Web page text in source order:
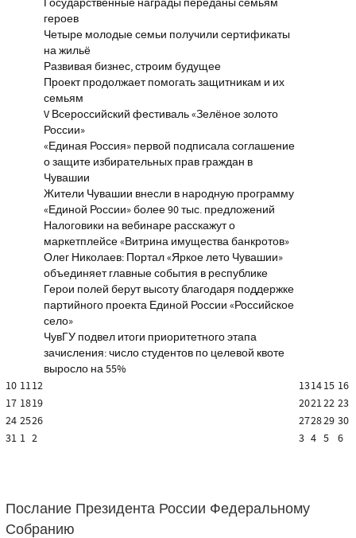
Государственные награды переданы семьям
героев
Четыре молодые семьи получили сертификаты
на жильё
Развивая бизнес, строим будущее
Проект продолжает помогать защитникам и их
семьям
V Всероссийский фестиваль «Зелёное золото
России»
«Единая Россия» первой подписала соглашение
о защите избирательных прав граждан в
Чувашии
Жители Чувашии внесли в народную программу
«Единой России» более 90 тыс. предложений
Налоговики на вебинаре расскажут о
маркетплейсе «Витрина имущества банкротов»
Олег Николаев: Портал «Яркое лето Чувашии»
объединяет главные события в республике
Герои полей берут высоту благодаря поддержке
партийного проекта Единой России «Российское
село»
ЧувГУ подвел итоги приоритетного этапа
зачисления: число студентов по целевой квоте
выросло на 55%
10 1112 131415 16
17 1819 202122 23
24 2526 272829 30
31 1 2 3 4 5 6
Послание Президента России Федеральному
Собранию